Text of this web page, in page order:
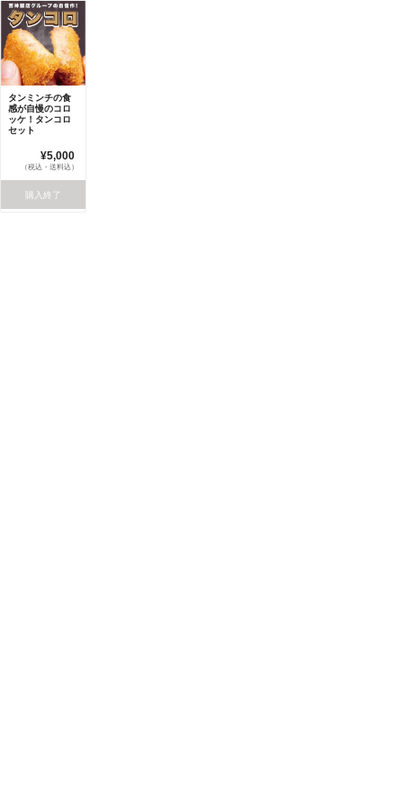
タンミンチの食
感が自慢のコロ
ッケ！タンコロ
セット
¥5,000
（税込・送料込）
購入終了